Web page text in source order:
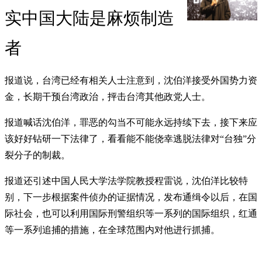
实中国大陆是麻烦制造
者
报道说，台湾已经有相关人士注意到，沈伯洋接受外国势力资
金，长期干预台湾政治，抨击台湾其他政党人士。
报道喊话沈伯洋，罪恶的勾当不可能永远持续下去，接下来应
该好好钻研一下法律了，看看能不能侥幸逃脱法律对“台独”分
裂分子的制裁。
报道还引述中国人民大学法学院教授程雷说，沈伯洋比较特
别，下一步根据案件侦办的证据情况，发布通缉令以后，在国
际社会，也可以利用国际刑警组织等一系列的国际组织，红通
等一系列追捕的措施，在全球范围内对他进行抓捕。